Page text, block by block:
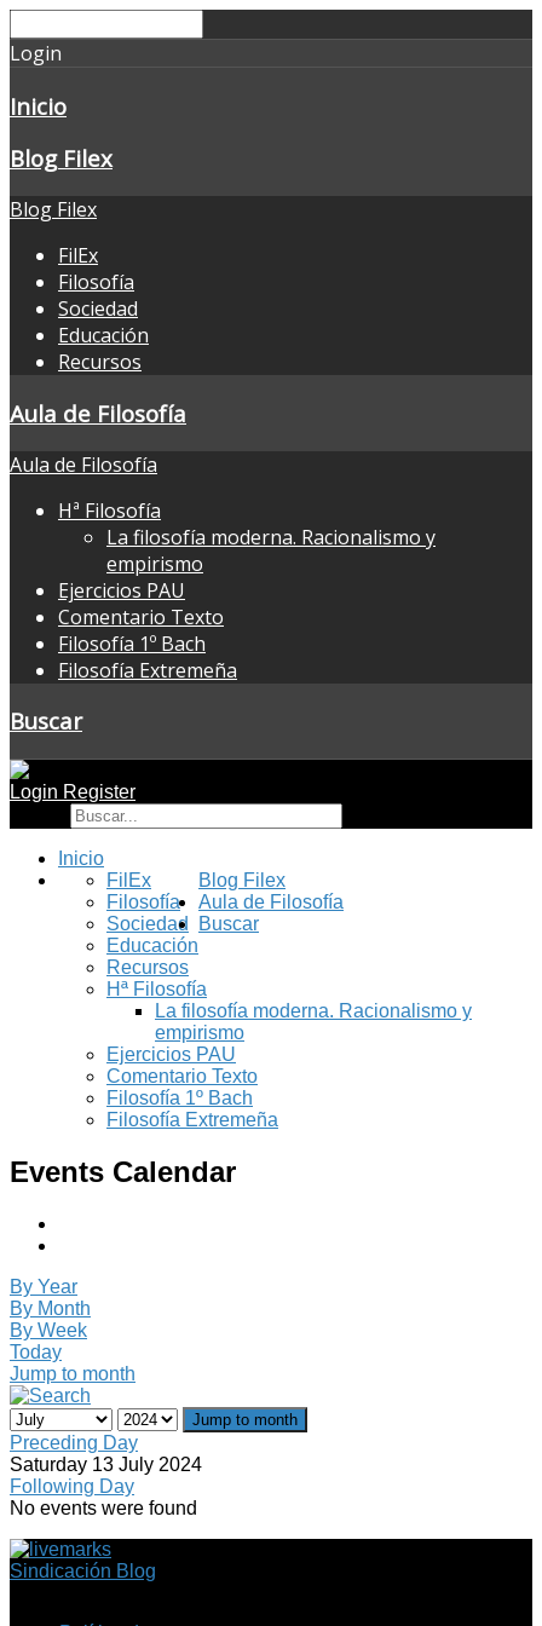
Login
Inicio
Blog Filex
Blog Filex
FilEx
Filosofía
Sociedad
Educación
Recursos
Aula de Filosofía
Aula de Filosofía
Hª Filosofía
La filosofía moderna. Racionalismo y
empirismo
Ejercicios PAU
Comentario Texto
Filosofía 1º Bach
Filosofía Extremeña
Buscar
Login Register
Inicio
Blog Filex
FilEx
Filosofía
Sociedad
Educación
Recursos
Aula de Filosofía
Hª Filosofía
La filosofía moderna. Racionalismo y
empirismo
Ejercicios PAU
Comentario Texto
Filosofía 1º Bach
Filosofía Extremeña
Buscar
Events Calendar
By Year
By Month
By Week
Today
Jump to month
Jump to month
Preceding Day
Saturday 13 July 2024
Following Day
No events were found
Sindicación Blog